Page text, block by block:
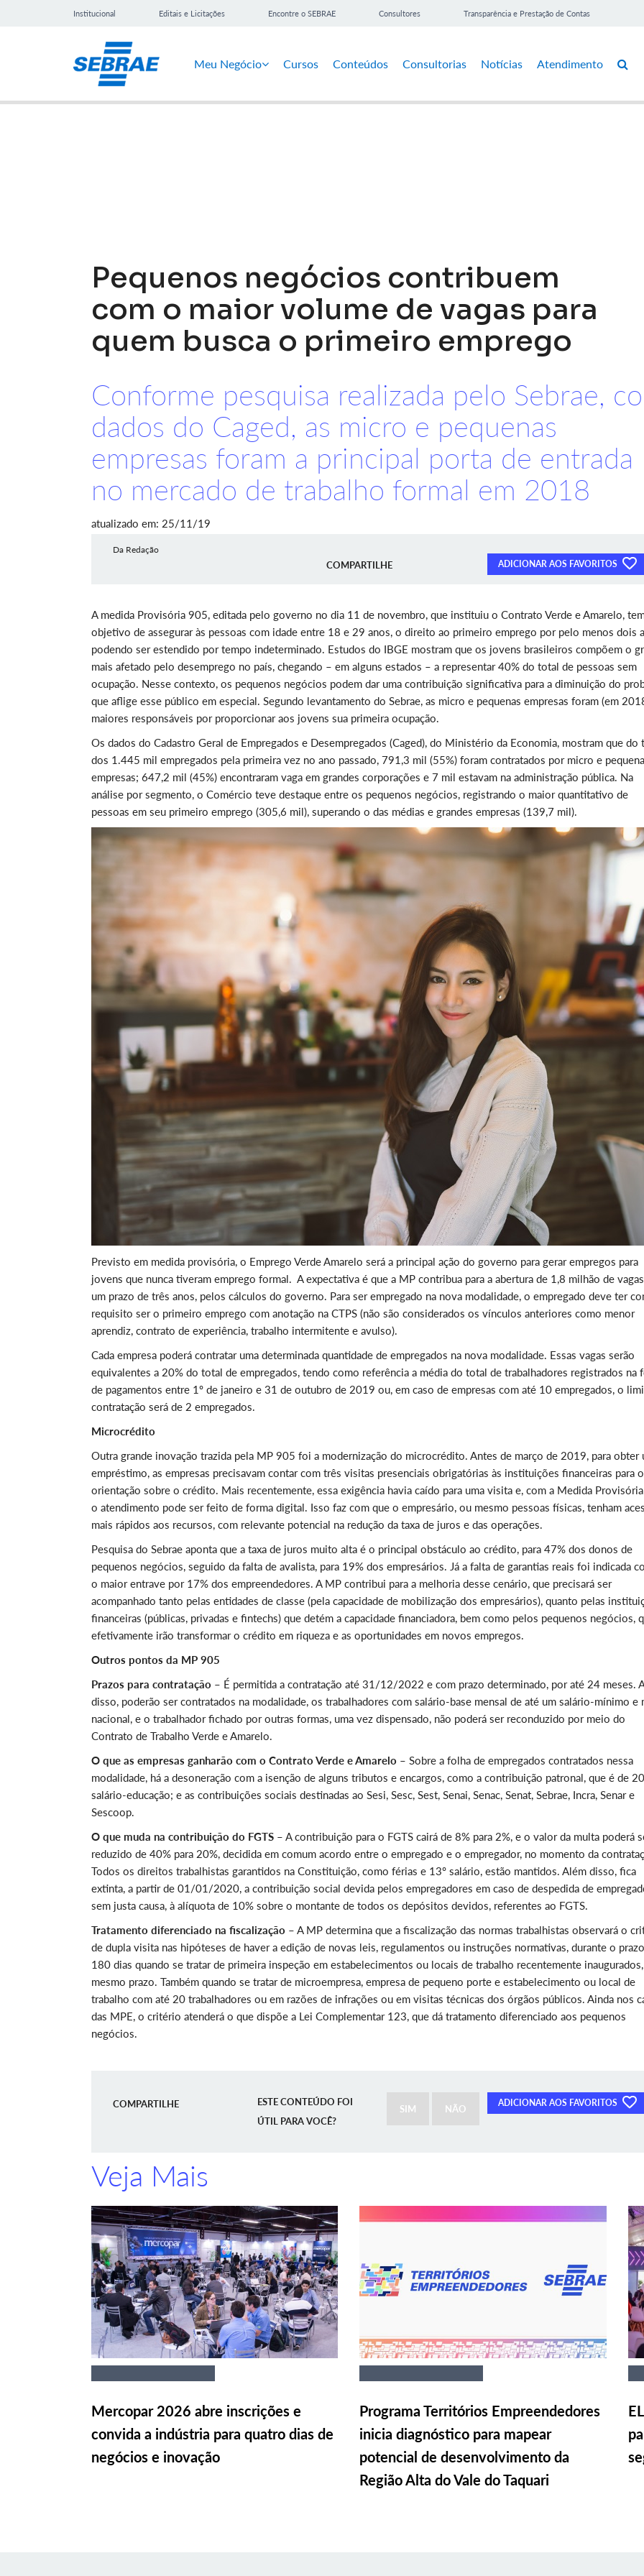
Institucional Editais e Licitações Encontre o SEBRAE Consultores Transparência e Prestação de Contas
Meu Negócio Cursos Conteúdos Consultorias Notícias Atendimento
Pequenos negócios contribuem
com o maior volume de vagas para
quem busca o primeiro emprego
Conforme pesquisa realizada pelo Sebrae,
dados do Caged, as micro e pequenas
empresas foram a principal porta de entrada
no mercado de trabalho formal em 2018
atualizado em: 25/11/19
Da Redação
COMPARTILHE ADICIONAR AOS FAVORITOS
A medida Provisória 905, editada pelo governo no dia 11 de novembro, que instituiu o Contrato Verde e Amarelo,
objetivo de assegurar às pessoas com idade entre 18 e 29 anos, o direito ao primeiro emprego por pelo menos dois
podendo ser estendido por tempo indeterminado. Estudos do IBGE mostram que os jovens brasileiros compõem o
mais afetado pelo desemprego no país, chegando – em alguns estados – a representar 40% do total de pessoas sem
ocupação. Nesse contexto, os pequenos negócios podem dar uma contribuição significativa para a diminuição do
que aflige esse público em especial. Segundo levantamento do Sebrae, as micro e pequenas empresas foram (em
maiores responsáveis por proporcionar aos jovens sua primeira ocupação.
Os dados do Cadastro Geral de Empregados e Desempregados (Caged), do Ministério da Economia, mostram que do
dos 1.445 mil empregados pela primeira vez no ano passado, 791,3 mil (55%) foram contratados por micro e
empresas; 647,2 mil (45%) encontraram vaga em grandes corporações e 7 mil estavam na administração pública. Na
análise por segmento, o Comércio teve destaque entre os pequenos negócios, registrando o maior quantitativo de
pessoas em seu primeiro emprego (305,6 mil), superando o das médias e grandes empresas (139,7 mil).
Previsto em medida provisória, o Emprego Verde Amarelo será a principal ação do governo para gerar empregos para
jovens que nunca tiveram emprego formal. A expectativa é que a MP contribua para a abertura de 1,8 milhão de
um prazo de três anos, pelos cálculos do governo. Para ser empregado na nova modalidade, o empregado deve ter
requisito ser o primeiro emprego com anotação na CTPS (não são considerados os vínculos anteriores como menor
aprendiz, contrato de experiência, trabalho intermitente e avulso).
Cada empresa poderá contratar uma determinada quantidade de empregados na nova modalidade. Essas vagas serão
equivalentes a 20% do total de empregados, tendo como referência a média do total de trabalhadores registrados na
de pagamentos entre 1º de janeiro e 31 de outubro de 2019 ou, em caso de empresas com até 10 empregados, o
contratação será de 2 empregados.
Microcrédito
Outra grande inovação trazida pela MP 905 foi a modernização do microcrédito. Antes de março de 2019, para obter
empréstimo, as empresas precisavam contar com três visitas presenciais obrigatórias às instituições financeiras para
orientação sobre o crédito. Mais recentemente, essa exigência havia caído para uma visita e, com a Medida
o atendimento pode ser feito de forma digital. Isso faz com que o empresário, ou mesmo pessoas físicas, tenham
mais rápidos aos recursos, com relevante potencial na redução da taxa de juros e das operações.
Pesquisa do Sebrae aponta que a taxa de juros muito alta é o principal obstáculo ao crédito, para 47% dos donos de
pequenos negócios, seguido da falta de avalista, para 19% dos empresários. Já a falta de garantias reais foi indicada
o maior entrave por 17% dos empreendedores. A MP contribui para a melhoria desse cenário, que precisará ser
acompanhado tanto pelas entidades de classe (pela capacidade de mobilização dos empresários), quanto pelas
financeiras (públicas, privadas e fintechs) que detém a capacidade financiadora, bem como pelos pequenos negócios,
efetivamente irão transformar o crédito em riqueza e as oportunidades em novos empregos.
Outros pontos da MP 905
Prazos para contratação – É permitida a contratação até 31/12/2022 e com prazo determinado, por até 24 meses.
disso, poderão ser contratados na modalidade, os trabalhadores com salário-base mensal de até um salário-mínimo e
nacional, e o trabalhador fichado por outras formas, uma vez dispensado, não poderá ser reconduzido por meio do
Contrato de Trabalho Verde e Amarelo.
O que as empresas ganharão com o Contrato Verde e Amarelo – Sobre a folha de empregados contratados nessa
modalidade, há a desoneração com a isenção de alguns tributos e encargos, como a contribuição patronal, que é de
salário-educação; e as contribuições sociais destinadas ao Sesi, Sesc, Sest, Senai, Senac, Senat, Sebrae, Incra, Senar e
Sescoop.
O que muda na contribuição do FGTS – A contribuição para o FGTS cairá de 8% para 2%, e o valor da multa poderá
reduzido de 40% para 20%, decidida em comum acordo entre o empregado e o empregador, no momento da
Todos os direitos trabalhistas garantidos na Constituição, como férias e 13º salário, estão mantidos. Além disso, fica
extinta, a partir de 01/01/2020, a contribuição social devida pelos empregadores em caso de despedida de
sem justa causa, à alíquota de 10% sobre o montante de todos os depósitos devidos, referentes ao FGTS.
Tratamento diferenciado na fiscalização – A MP determina que a fiscalização das normas trabalhistas observará o
de dupla visita nas hipóteses de haver a edição de novas leis, regulamentos ou instruções normativas, durante o
180 dias quando se tratar de primeira inspeção em estabelecimentos ou locais de trabalho recentemente
mesmo prazo. Também quando se tratar de microempresa, empresa de pequeno porte e estabelecimento ou local de
trabalho com até 20 trabalhadores ou em razões de infrações ou em visitas técnicas dos órgãos públicos. Ainda nos
das MPE, o critério atenderá o que dispõe a Lei Complementar 123, que dá tratamento diferenciado aos pequenos
negócios.
COMPARTILHE ADICIONAR AOS FAVORITOS
ESTE CONTEÚDO FOI
ÚTIL PARA VOCÊ?
SIM NÃO
Veja Mais
Mercopar 2026 abre inscrições e
convida a indústria para quatro dias de
negócios e inovação
Programa Territórios Empreendedores
inicia diagnóstico para mapear
potencial de desenvolvimento da
Região Alta do Vale do Taquari